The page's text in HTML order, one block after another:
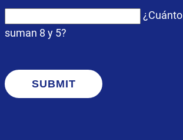
¿Cuánto
suman 8 y 5?
SUBMIT